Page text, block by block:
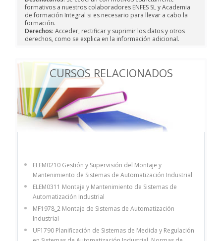
formativos a nuestros colaboradores ENFES SL y Academia
de formación Integral si es necesario para llevar a cabo la
formación.
Derechos: Acceder, rectificar y suprimir los datos y otros
derechos, como se explica en la información adicional.
CURSOS RELACIONADOS
ELEM0210 Gestión y Supervisión del Montaje y
Mantenimiento de Sistemas de Automatización Industrial
ELEM0311 Montaje y Mantenimiento de Sistemas de
Automatización Industrial
MF1978_2 Montaje de Sistemas de Automatización
Industrial
UF1790 Planificación de Sistemas de Medida y Regulación